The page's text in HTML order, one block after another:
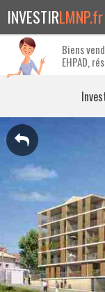
INVESTIRLMNP.fr
ACCUEIL
EHPAD
RESIDENCE
RESIDENCE
ACTUALITES
FAQ
Biens
EHPAD,